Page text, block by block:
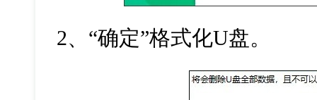
2、“确定”格式化U盘。